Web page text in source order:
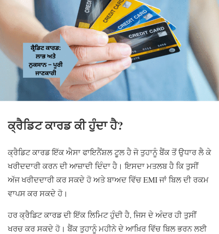
ਕ੍ਰੈਡਿਟ ਕਾਰਡ ਕੀ ਹੁੰਦਾ ਹੈ?
ਕ੍ਰੈਡਿਟ ਕਾਰਡ ਇੱਕ ਐਸਾ ਫਾਇਨੈਂਸ਼ਲ ਟੂਲ ਹੈ ਜੋ ਤੁਹਾਨੂੰ ਬੈਂਕ ਤੋਂ ਉਧਾਰ ਲੈ ਕੇ
ਖਰੀਦਦਾਰੀ ਕਰਨ ਦੀ ਆਜ਼ਾਦੀ ਦਿੰਦਾ ਹੈ। ਇਸਦਾ ਮਤਲਬ ਹੈ ਕਿ ਤੁਸੀਂ
ਅੱਜ ਖਰੀਦਦਾਰੀ ਕਰ ਸਕਦੇ ਹੋ ਅਤੇ ਬਾਅਦ ਵਿੱਚ EMI ਜਾਂ ਬਿਲ ਦੀ ਰਕਮ
ਵਾਪਸ ਕਰ ਸਕਦੇ ਹੋ।
ਹਰ ਕ੍ਰੈਡਿਟ ਕਾਰਡ ਦੀ ਇੱਕ ਲਿਮਿਟ ਹੁੰਦੀ ਹੈ, ਜਿਸ ਦੇ ਅੰਦਰ ਹੀ ਤੁਸੀਂ
ਖਰਚ ਕਰ ਸਕਦੇ ਹੋ। ਬੈਂਕ ਤੁਹਾਨੂੰ ਮਹੀਨੇ ਦੇ ਆਖ਼ਿਰ ਵਿੱਚ ਬਿਲ ਭਰਨ ਲਈ